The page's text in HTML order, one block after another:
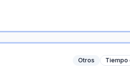
Otros Tiempo